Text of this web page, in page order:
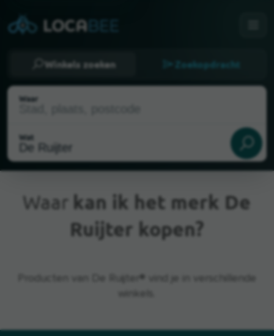
Winkels zoeken Zoekopdracht
Waar
Wat
Huidige locatie
Waar kan ik het merk De
Ruijter kopen?
Producten van De Ruijter® vind je in verschillende